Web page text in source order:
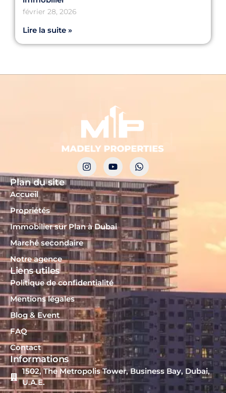
février 28, 2026
Lire la suite »
Plan du site
Accueil
Propriétés
Immobilier sur Plan à Dubai
Marché secondaire
Notre agence
Liens utiles
Politique de confidentialité
Mentions légales
Blog & Event
FAQ
Contact
Informations
1502, The Metropolis Tower, Business Bay, Dubai,
U.A.E.